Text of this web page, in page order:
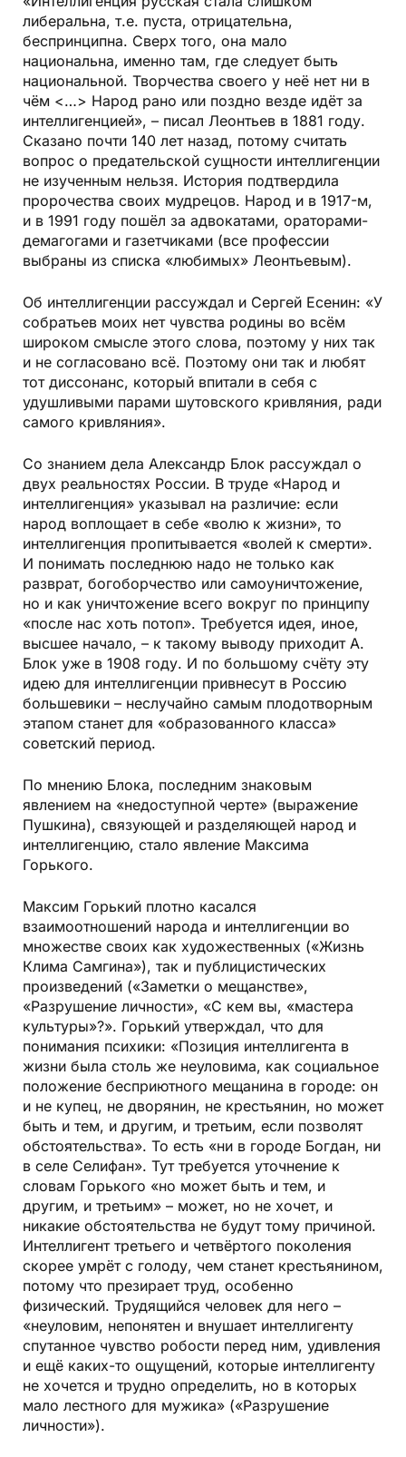
либеральна, т.е. пуста, отрицательна,
беспринципна. Сверх того, она мало
национальна, именно там, где следует быть
национальной. Творчества своего у неё нет ни в
чём <…> Народ рано или поздно везде идёт за
интеллигенцией», – писал Леонтьев в 1881 году.
Сказано почти 140 лет назад, потому считать
вопрос о предательской сущности интеллигенции
не изученным нельзя. История подтвердила
пророчества своих мудрецов. Народ и в 1917-м,
и в 1991 году пошёл за адвокатами, ораторами-
демагогами и газетчиками (все профессии
выбраны из списка «любимых» Леонтьевым).
Об интеллигенции рассуждал и Сергей Есенин: «У
собратьев моих нет чувства родины во всём
широком смысле этого слова, поэтому у них так
и не согласовано всё. Поэтому они так и любят
тот диссонанс, который впитали в себя с
удушливыми парами шутовского кривляния, ради
самого кривляния».
Со знанием дела Александр Блок рассуждал о
двух реальностях России. В труде «Народ и
интеллигенция» указывал на различие: если
народ воплощает в себе «волю к жизни», то
интеллигенция пропитывается «волей к смерти».
И понимать последнюю надо не только как
разврат, богоборчество или самоуничтожение,
но и как уничтожение всего вокруг по принципу
«после нас хоть потоп». Требуется идея, иное,
высшее начало, – к такому выводу приходит А.
Блок уже в 1908 году. И по большому счёту эту
идею для интеллигенции привнесут в Россию
большевики – неслучайно самым плодотворным
этапом станет для «образованного класса»
советский период.
По мнению Блока, последним знаковым
явлением на «недоступной черте» (выражение
Пушкина), связующей и разделяющей народ и
интеллигенцию, стало явление Максима
Горького.
Максим Горький плотно касался
взаимоотношений народа и интеллигенции во
множестве своих как художественных («Жизнь
Клима Самгина»), так и публицистических
произведений («Заметки о мещанстве»,
«Разрушение личности», «С кем вы, «мастера
культуры»?». Горький утверждал, что для
понимания психики: «Позиция интеллигента в
жизни была столь же неуловима, как социальное
положение бесприютного мещанина в городе: он
и не купец, не дворянин, не крестьянин, но может
быть и тем, и другим, и третьим, если позволят
обстоятельства». То есть «ни в городе Богдан, ни
в селе Селифан». Тут требуется уточнение к
словам Горького «но может быть и тем, и
другим, и третьим» – может, но не хочет, и
никакие обстоятельства не будут тому причиной.
Интеллигент третьего и четвёртого поколения
скорее умрёт с голоду, чем станет крестьянином,
потому что презирает труд, особенно
физический. Трудящийся человек для него –
«неуловим, непонятен и внушает интеллигенту
спутанное чувство робости перед ним, удивления
и ещё каких-то ощущений, которые интеллигенту
не хочется и трудно определить, но в которых
мало лестного для мужика» («Разрушение
личности»).